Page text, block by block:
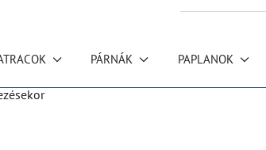
PÁRNÁK PAPLANOK